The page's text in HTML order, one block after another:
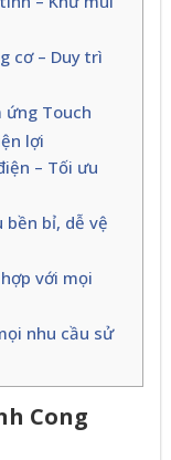
cơ – Duy trì
ứng Touch
lợi
– Tối ưu
bền bỉ, dễ vệ
với mọi
nhu cầu sử
Cong